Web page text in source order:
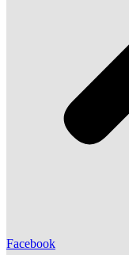
Facebook